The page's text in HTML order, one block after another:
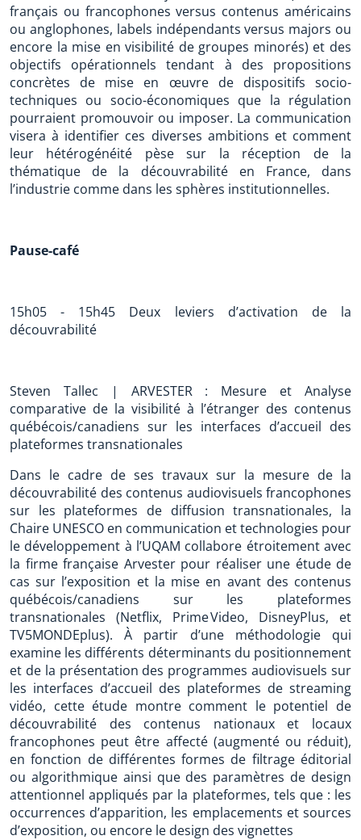
français ou francophones versus contenus américains
ou anglophones, labels indépendants versus majors ou
encore la mise en visibilité de groupes minorés) et des
objectifs opérationnels tendant à des propositions
concrètes de mise en œuvre de dispositifs socio-
techniques ou socio-économiques que la régulation
pourraient promouvoir ou imposer. La communication
visera à identifier ces diverses ambitions et comment
leur hétérogénéité pèse sur la réception de la
thématique de la découvrabilité en France, dans
l’industrie comme dans les sphères institutionnelles.
Pause-café
15h05 - 15h45 Deux leviers d’activation de la
découvrabilité
Steven Tallec | ARVESTER : Mesure et Analyse
comparative de la visibilité à l’étranger des contenus
québécois/canadiens sur les interfaces d’accueil des
plateformes transnationales
Dans le cadre de ses travaux sur la mesure de la
découvrabilité des contenus audiovisuels francophones
sur les plateformes de diffusion transnationales, la
Chaire UNESCO en communication et technologies pour
le développement à l’UQAM collabore étroitement avec
la firme française Arvester pour réaliser une étude de
cas sur l’exposition et la mise en avant des contenus
québécois/canadiens sur les plateformes
transnationales (Netflix, Prime Video, DisneyPlus, et
TV5MONDEplus). À partir d’une méthodologie qui
examine les différents déterminants du positionnement
et de la présentation des programmes audiovisuels sur
les interfaces d’accueil des plateformes de streaming
vidéo, cette étude montre comment le potentiel de
découvrabilité des contenus nationaux et locaux
francophones peut être affecté (augmenté ou réduit),
en fonction de différentes formes de filtrage éditorial
ou algorithmique ainsi que des paramètres de design
attentionnel appliqués par la plateformes, tels que : les
occurrences d’apparition, les emplacements et sources
d’exposition, ou encore le design des vignettes